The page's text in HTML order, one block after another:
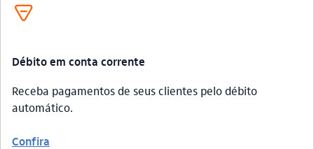
debito_outline
Débito em conta corrente
Receba pagamentos de seus clientes pelo débito
automático.
Confira